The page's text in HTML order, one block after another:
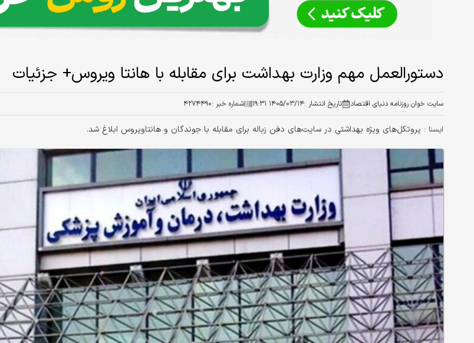
دستورالعمل مهم وزارت بهداشت برای مقابله با هانتا ویروس+ جزئیات
سایت خوان روزنامه دنیای اقتصاد تاریخ انتشار :۱۴۰۵/۰۳/۱۴ ۱۹:۳۱ شماره خبر :۴۲۷۴۴۹۰
ايسنا : پروتکل‌های ویژه بهداشتی در سایت‌های دفن زباله برای مقابله با جوندگان و هانتاویروس ابلاغ شد.